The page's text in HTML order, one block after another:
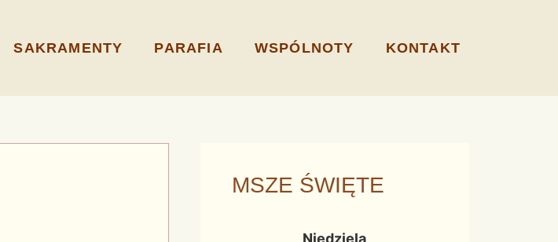
SAKRAMENTY PARAFIA WSPÓLNOTY KONTAKT
MSZE ŚWIĘTE
Niedziela